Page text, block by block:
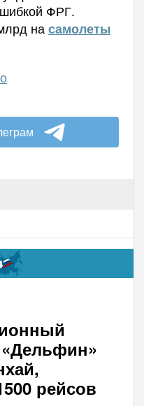
ФРГ.
насамолеты
рейсов